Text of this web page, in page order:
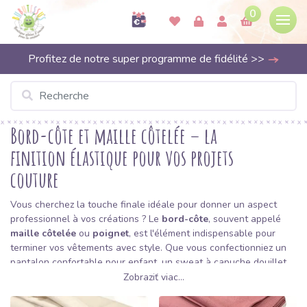
0
Profitez de notre super programme de fidélité >>
Bord-côte et maille côtelée – la
finition élastique pour vos projets
couture
Vous cherchez la touche finale idéale pour donner un aspect
professionnel à vos créations ? Le bord-côte, souvent appelé
maille côtelée ou poignet, est l'élément indispensable pour
terminer vos vêtements avec style. Que vous confectionniez un
pantalon confortable pour enfant, un sweat à capuche douillet
ou un t-shirt intemporel, le bord-côte assure la structure,
Zobraziť viac...